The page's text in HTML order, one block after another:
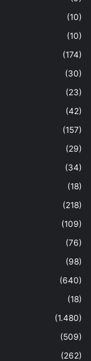
(10)
(10)
(174)
(30)
(23)
(42)
(157)
(29)
(34)
(18)
(218)
(109)
(76)
(98)
(640)
(18)
(1.480)
(509)
(262)